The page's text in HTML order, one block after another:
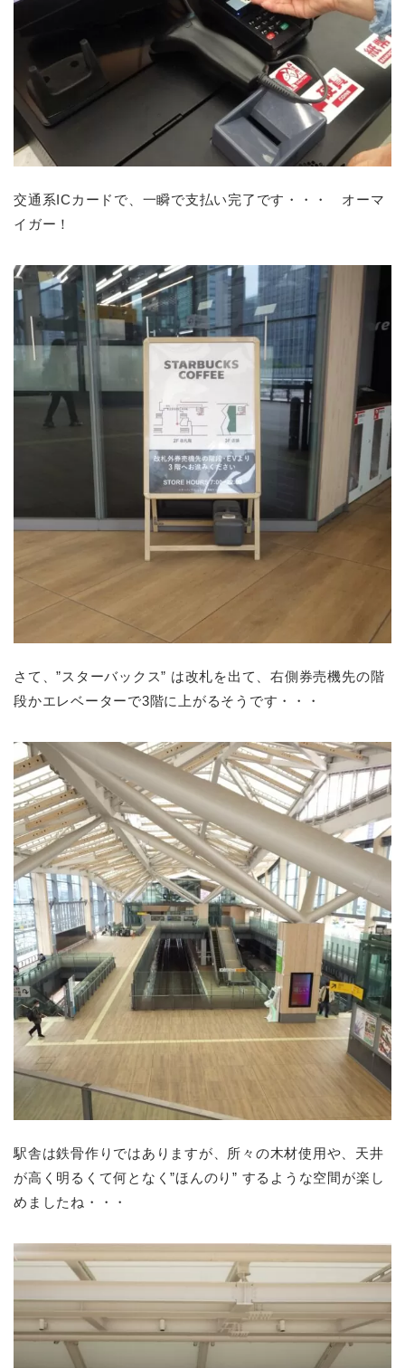
交通系ICカードで、一瞬で支払い完了です・・・ オーマ
イガー！
さて、”スターバックス” は改札を出て、右側券売機先の階
段かエレベーターで3階に上がるそうです・・・
駅舎は鉄骨作りではありますが、所々の木材使用や、天井
が高く明るくて何となく”ほんのり” するような空間が楽し
めましたね・・・